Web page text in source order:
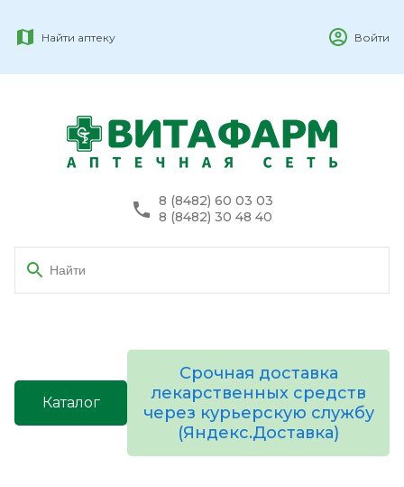
Найти аптеку Войти
8 (8482) 60 03 03
8 (8482) 30 48 40
Каталог
Срочная доставка
лекарственных средств
через курьерскую службу
(Яндекс.Доставка)